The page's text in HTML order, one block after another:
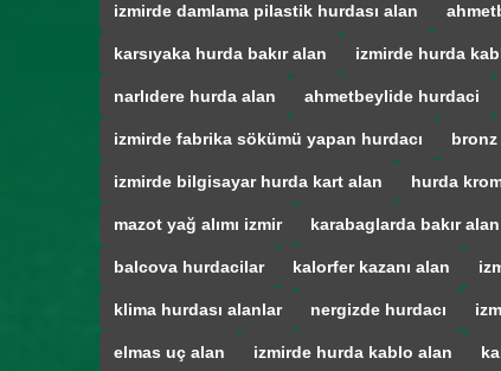
izmirde damlama pilastik hurdası alan
karsıyaka hurda bakır alan izmirde hurda
narlıdere hurda alan ahmetbeylide hurdaci
izmirde fabrika sökümü yapan hurdacı bronz
izmirde bilgisayar hurda kart alan hurda
mazot yağ alımı izmir karabaglarda bakır alan
balcova hurdacilar kalorfer kazanı alan
klima hurdası alanlar nergizde hurdacı
elmas uç alan izmirde hurda kablo alan